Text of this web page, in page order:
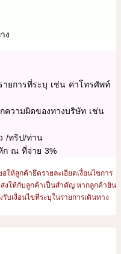
ง
ายการที่ระบุ เช่น ค่าโทรศัพท์
ความผิดของทางบริษัท เช่น
/ทริป/ท่าน
ก ณ ที่จ่าย 3%
ให้ลูกค้ายึดรายละเอียดเงื่อนไขการ
งให้กับลูกค้าเป็นสำคัญ หากลูกค้ายิน
บเงื่อนไขที่ระบุในรายการเดินทาง